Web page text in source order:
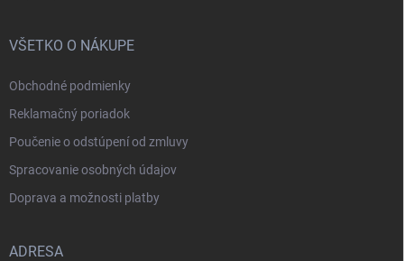
VŠETKO O NÁKUPE
Obchodné podmienky
Reklamačný poriadok
Poučenie o odstúpení od zmluvy
Spracovanie osobných údajov
Doprava a možnosti platby
ADRESA